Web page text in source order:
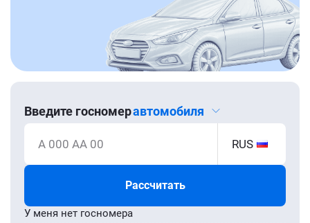
Введите госномеравтомобиля
А 000 АА 00 RUS
Рассчитать
У меня нет госномера